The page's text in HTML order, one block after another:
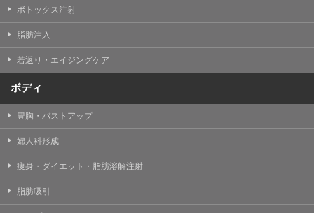
ボトックス注射
脂肪注入
若返り・エイジングケア
ボディ
豊胸・バストアップ
婦人科形成
痩身・ダイエット・脂肪溶解注射
脂肪吸引